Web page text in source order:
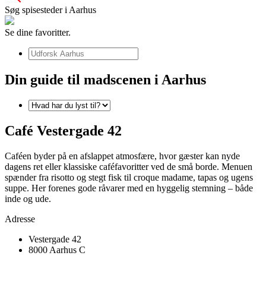
Søg spisesteder i Aarhus
Se dine favoritter.
Din guide til madscenen i Aarhus
Café Vestergade 42
Caféen byder på en afslappet atmosfære, hvor gæster kan nyde
dagens ret eller klassiske caféfavoritter ved de små borde. Menuen
spænder fra risotto og stegt fisk til croque madame, tapas og ugens
suppe. Her forenes gode råvarer med en hyggelig stemning – både
inde og ude.
Adresse
Vestergade 42
8000 Aarhus C